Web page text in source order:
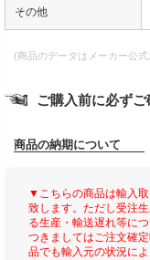
その他
(商品のデータはメーカー公
ご購入前に必ず
商品の納期について
▼こちらの商品は輸入
致します。ただし受注
る生産・輸送遅れ等に
つきましてはご注文確
品でも輸入元の状況に